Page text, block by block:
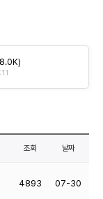
조회 날짜
4893 07-30